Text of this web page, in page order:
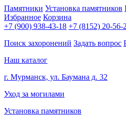
Памятники Установка памятников
Избранное Корзина
+7 (900) 938-43-18 +7 (8152) 20-56-
Поиск захоронений Задать вопрос
Наш каталог
г. Мурманск, ул. Баумана д. 32
Уход за могилами
Установка памятников